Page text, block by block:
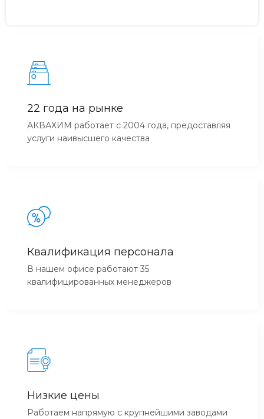
22 года на рынке
АКВАХИМ работает с 2004 года, предоставляя
услуги наивысшего качества
Квалификация персонала
В нашем офисе работают 35
квалифицированных менеджеров
Низкие цены
Работаем напрямую с крупнейшими заводами